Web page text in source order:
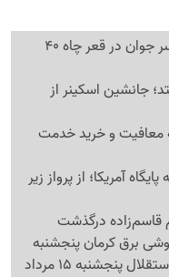
مرگ در صحرای جلالی؛ کشف جسد پسر جوان در قعر چاه 40
جانشین اسکینر از
معافیت و خرید خدمت
آمریکا؛ از پرواز زیر
قاسم‌زاده درگذشت
پنجشنبه 15 مرداد